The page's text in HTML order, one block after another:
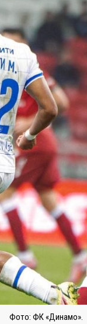
Фото: ФК «Динамо».